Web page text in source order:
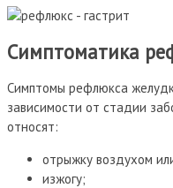
Симптоматика
Симптомы рефлюкса
зависимости от стадии
относят:
отрыжку воздухом
изжогу;